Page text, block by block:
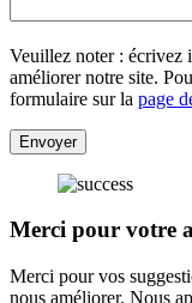
Veuillez noter : écrivez
améliorer notre site.
formulaire sur la page
Envoyer
Merci pour votre
Merci pour vos
nous améliorer. Nous